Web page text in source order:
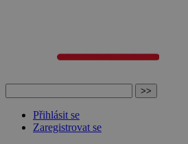
Přihlásit se
Zaregistrovat se